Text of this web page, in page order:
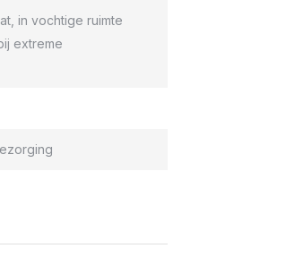
in vochtige ruimte
extreme